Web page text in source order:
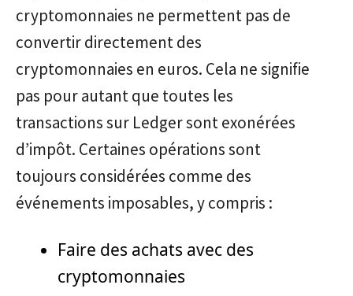
cryptomonnaies ne permettent pas de
convertir directement des
cryptomonnaies en euros. Cela ne signifie
pas pour autant que toutes les
transactions sur Ledger sont exonérées
d’impôt. Certaines opérations sont
toujours considérées comme des
événements imposables, y compris :
Faire des achats avec des
cryptomonnaies